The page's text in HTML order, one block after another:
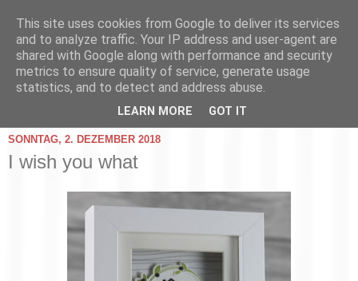
SONNTAG, 2. DEZEMBER 2018
I wish you what
This site uses cookies from Google to deliver its services
and to analyze traffic. Your IP address and user-agent are
shared with Google along with performance and security
metrics to ensure quality of service, generate usage
statistics, and to detect and address abuse.
LEARN MORE GOT IT